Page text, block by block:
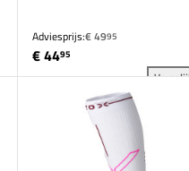
Sports Sokken Heren
Adviesprijs:€ 4995
€ 4495